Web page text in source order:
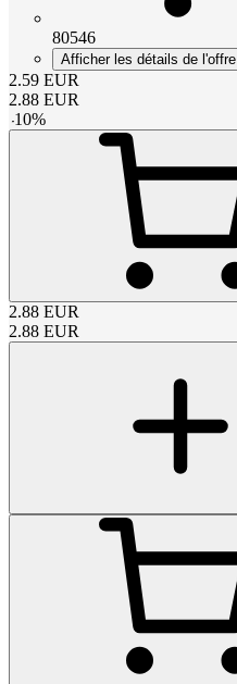
80546
Afficher les détails de l'offre
2.59 EUR
2.88 EUR
-10%
2.88 EUR
2.88 EUR